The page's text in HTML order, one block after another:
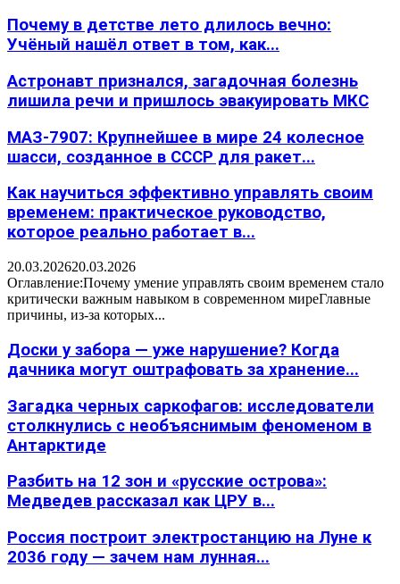
Почему в детстве лето длилось вечно:
Учёный нашёл ответ в том, как...
Астронавт признался, загадочная болезнь
лишила речи и пришлось эвакуировать МКС
МАЗ-7907: Крупнейшее в мире 24 колесное
шасси, созданное в СССР для ракет...
Как научиться эффективно управлять своим
временем: практическое руководство,
которое реально работает в...
20.03.202620.03.2026
Оглавление:Почему умение управлять своим временем стало
критически важным навыком в современном миреГлавные
причины, из-за которых...
Доски у забора — уже нарушение? Когда
дачника могут оштрафовать за хранение...
Загадка черных саркофагов: исследователи
столкнулись с необъяснимым феноменом в
Антарктиде
Разбить на 12 зон и «русские острова»:
Медведев рассказал как ЦРУ в...
Россия построит электростанцию на Луне к
2036 году — зачем нам лунная...